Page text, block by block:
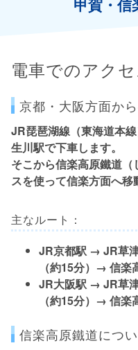
甲賀・信
電車でのアクセ
京都・大阪方面か
JR琵琶湖線（東海道本
生川駅で下車します。
そこから信楽高原鐵道
スを使って信楽方面へ移
主なルート：
JR京都駅 → JR草
（約15分）→ 信楽
JR大阪駅 → JR草
（約15分）→ 信楽
信楽高原鐵道につ